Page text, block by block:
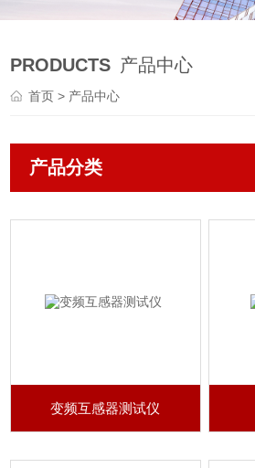
PRODUCTS 产品中心
首页> 产品中心
产品分类
变频互感器测试仪